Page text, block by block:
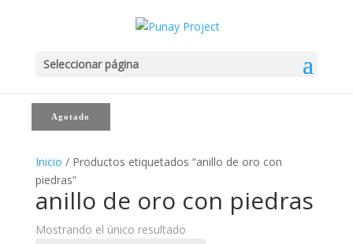
Seleccionar página
Inicio / Productos etiquetados “anillo de oro con
piedras”
anillo de oro con piedras
Mostrando el único resultado
Agotado